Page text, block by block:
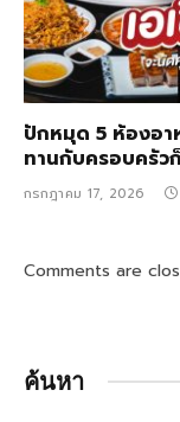
ปักหมุด 5 ห้องอา
ทานกับครอบครัว
กรกฎาคม 17, 2026
Comments are
ค้นหา